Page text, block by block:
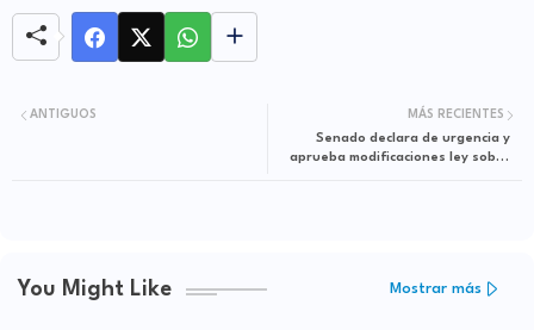
MÁS RECIENTES
Senado declara de urgencia y
aprueba modificaciones ley sobre
ANTIGUOS
You Might Like Mostrar más